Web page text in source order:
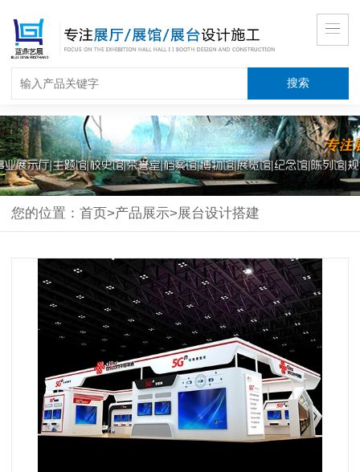
您的位置： 首页>产品展示>展台设计搭建